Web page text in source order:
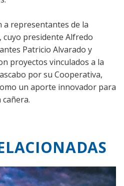
a representantes de la
, cuyo presidente Alfredo
Patricio Alvarado y
proyectos vinculados a la
por su Cooperativa,
un aporte innovador para